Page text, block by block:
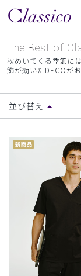
The Best of
秋めいてくる季節に
飾が効いたDECOが
並び替え